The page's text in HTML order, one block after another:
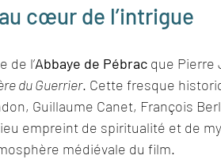
cœur de l’intrigue
de l’Abbaye de Pébrac que Pierre
du Guerrier. Cette fresque
Guillaume Canet, François
empreint de spiritualité et de
médiévale du film.